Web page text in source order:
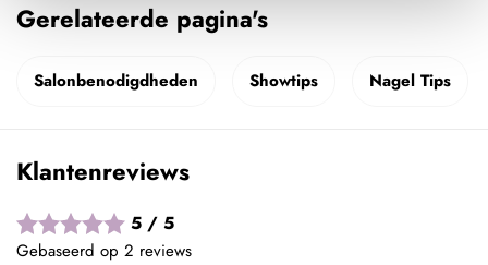
Gerelateerde pagina's
Salonbenodigdheden Showtips Nagel Tips
Klantenreviews
5 / 5
Gebaseerd op 2 reviews